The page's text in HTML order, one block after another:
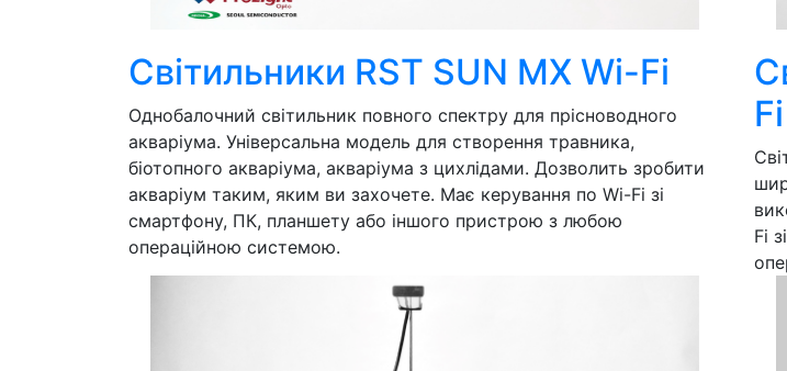
Свiтильники RST SUN MX Wi-Fi
Однобалочний світильник повного спектру для прісноводного
акваріума. Універсальна модель для створення травника,
біотопного акваріума, акваріума з цихлідами. Дозволить зробити
акваріум таким, яким ви захочете. Має керування по Wi-Fi зі
смартфону, ПК, планшету або іншого пристрою з любою
операційною системою.
Fi
Fi